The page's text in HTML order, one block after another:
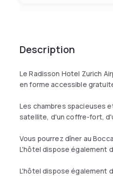
Description
Le Radisson Hotel Zurich
en forme accessible
Les chambres spacieuses
satellite, d'un coffre-fort,
Vous pourrez dîner au
L'hôtel dispose également
L'hôtel dispose également